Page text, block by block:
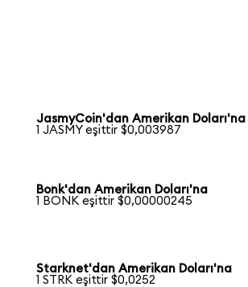
JasmyCoin'dan Amerikan Doları'na
1 JASMY eşittir $0,003987
Bonk'dan Amerikan Doları'na
1 BONK eşittir $0,00000245
Starknet'dan Amerikan Doları'na
1 STRK eşittir $0,0252